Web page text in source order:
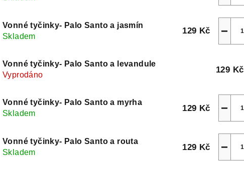
Vonné tyčinky- Palo Santo a jasmín
Skladem
129 Kč −
Vonné tyčinky- Palo Santo a levandule
Vyprodáno
129 Kč
Vonné tyčinky- Palo Santo a myrha
Skladem
129 Kč −
Vonné tyčinky- Palo Santo a routa
Skladem
129 Kč −